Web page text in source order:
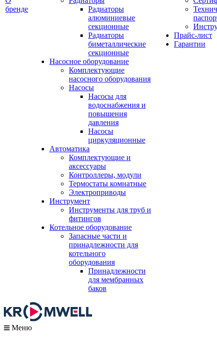
бренде
Радиаторы
алюминиевые
секционные
Радиаторы
биметаллические
секционные
Насосное оборудование
Комплектующие
насосного оборудования
Насосы
Насосы для
водоснабжения и
повышения
давления
Насосы
циркуляционные
Автоматика
Комплектующие и
аксессуары
Контроллеры, модули
Термостаты комнатные
Электроприводы
Инструмент
Инструменты для труб и
фитингов
Котельное оборудование
Запасные части и
принадлежности для
котельного
оборудования
Принадлежности
для мембранных
баков
Прайс-лист
Гарантии
Меню